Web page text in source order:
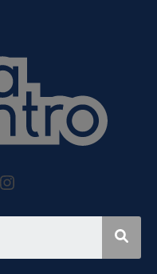
Instagram